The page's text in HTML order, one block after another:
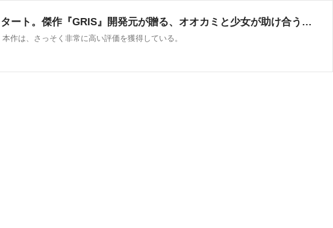
不穏美世界・エモ冒険アクション『Neva』Steamでたちまち“圧倒的に好評”の絶賛スタート。傑作『GRIS』開発元が贈る、オオカミと少女が助け合う旅路 - AUTOMATON
作は、さっそく非常に高い評価を獲得している。